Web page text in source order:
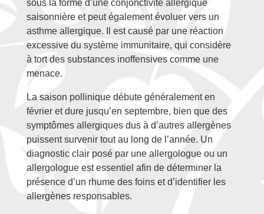
sous la forme d’une conjonctivite allergique
saisonnière et peut également évoluer vers un
asthme allergique. Il est causé par une réaction
excessive du système immunitaire, qui considère
à tort des substances inoffensives comme une
menace.
La saison pollinique débute généralement en
février et dure jusqu’en septembre, bien que des
symptômes allergiques dus à d’autres allergènes
puissent survenir tout au long de l’année. Un
diagnostic clair posé par une allergologue ou un
allergologue est essentiel afin de déterminer la
présence d’un rhume des foins et d’identifier les
allergènes responsables.